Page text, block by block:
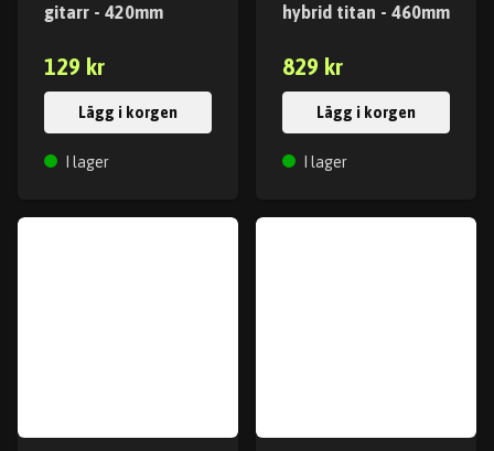
gitarr - 420mm
129 kr
Lägg i korgen
I lager
hybrid titan - 460mm
829 kr
Lägg i korgen
I lager